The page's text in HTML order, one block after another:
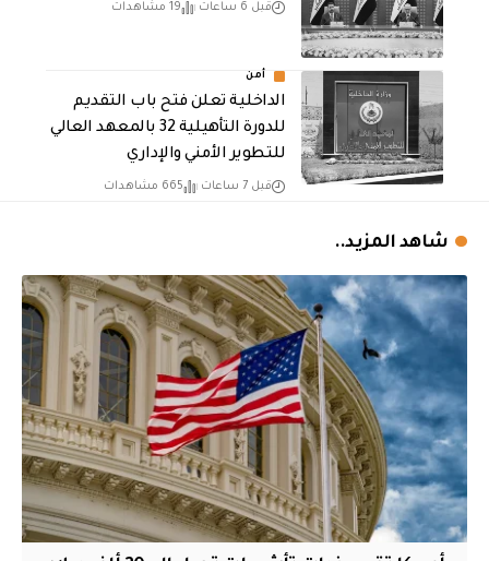
قبل 6 ساعات 19 مشاهدات
أمن
الداخلية تعلن فتح باب التقديم
للدورة التأهيلية 32 بالمعهد العالي
للتطوير الأمني والإداري
قبل 7 ساعات 665 مشاهدات
شاهد المزيد..